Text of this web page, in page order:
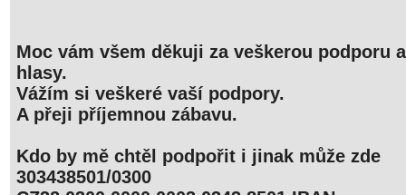
Moc vám všem děkuji za veškerou podporu
hlasy.
Vážím si veškeré vaší podpory.
A přeji příjemnou zábavu.
Kdo by mě chtěl podpořit i jinak může zde
303438501/0300